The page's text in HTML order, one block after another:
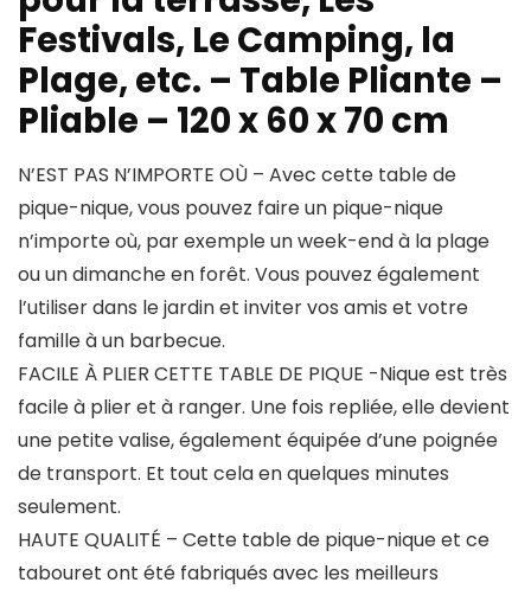
Festivals, Le Camping, la
Plage, etc. – Table Pliante –
Pliable – 120 x 60 x 70 cm
N’EST PAS N’IMPORTE OÙ – Avec cette table de
pique-nique, vous pouvez faire un pique-nique
n’importe où, par exemple un week-end à la plage
ou un dimanche en forêt. Vous pouvez également
l’utiliser dans le jardin et inviter vos amis et votre
famille à un barbecue.
FACILE À PLIER CETTE TABLE DE PIQUE -Nique est très
facile à plier et à ranger. Une fois repliée, elle devient
une petite valise, également équipée d’une poignée
de transport. Et tout cela en quelques minutes
seulement.
HAUTE QUALITÉ – Cette table de pique-nique et ce
tabouret ont été fabriqués avec les meilleurs